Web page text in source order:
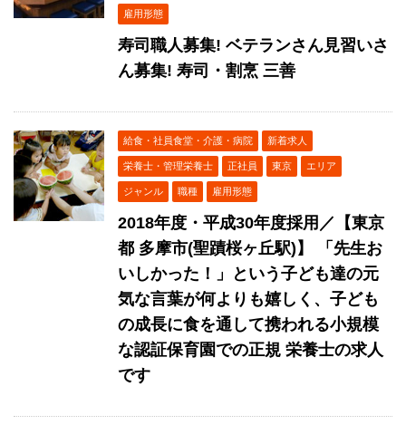
雇用形態
寿司職人募集! ベテランさん見習いさ
ん募集! 寿司・割烹 三善
給食・社員食堂・介護・病院 新着求人
栄養士・管理栄養士 正社員 東京 エリア
ジャンル 職種 雇用形態
2018年度・平成30年度採用／【東京
都 多摩市(聖蹟桜ヶ丘駅)】 「先生お
いしかった！」という子ども達の元
気な言葉が何よりも嬉しく、子ども
の成長に食を通して携われる小規模
な認証保育園での正規 栄養士の求人
です